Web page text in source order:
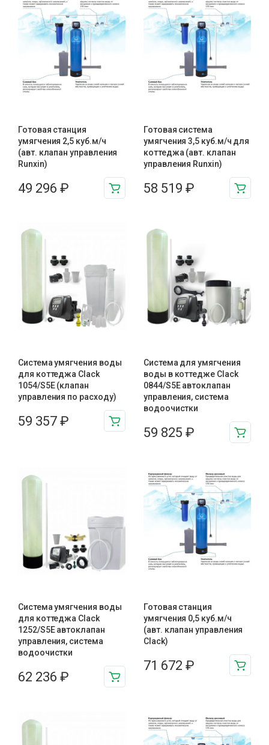
Готовая станция
умягчения 2,5 куб.м/ч
(авт. клапан управления
Runxin)
49 296 ₽
Готовая система
умягчения 3,5 куб.м/ч для
коттеджа (авт. клапан
управления Runxin)
58 519 ₽
Система умягчения воды
для коттеджа Clack
1054/S5E (клапан
управления по расходу)
59 357 ₽
Система для умягчения
воды в коттедже Clack
0844/S5E автоклапан
управления, система
водоочистки
59 825 ₽
Система умягчения воды
для коттеджа Clack
1252/S5E автоклапан
управления, система
водоочистки
62 236 ₽
Готовая станция
умягчения 0,5 куб.м/ч
(авт. клапан управления
Clack)
71 672 ₽